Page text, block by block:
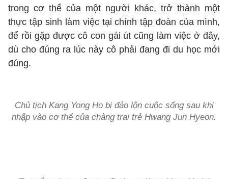
trong cơ thể của một người khác, trở thành một
thực tập sinh làm việc tại chính tập đoàn của mình,
để rồi gặp được cô con gái út cũng làm việc ở đây,
dù cho đúng ra lúc này cô phải đang đi du học mới
đúng.
Chủ tịch Kang Yong Ho bị đảo lộn cuộc sống sau khi
nhập vào cơ thể của chàng trai trẻ Hwang Jun Hyeon.